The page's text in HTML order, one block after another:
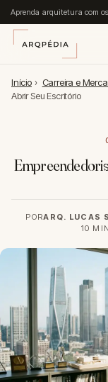
Aprenda arquitetura com
Início › Carreira e
Abrir Seu Escritório
PORARQ. LUCAS
10